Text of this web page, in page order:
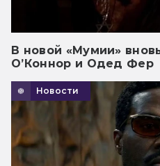
В новой «Мумии»
О’Коннор и Одед Фер
Новости